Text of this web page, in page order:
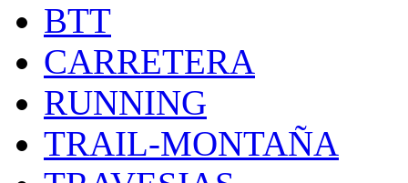
BTT
CARRETERA
RUNNING
TRAIL-MONTAÑA